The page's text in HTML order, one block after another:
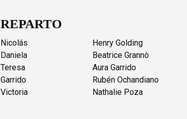
REPARTO
Nicolás
Henry Golding
Daniela
Beatrice Grannò
Teresa
Aura Garrido
Garrido
Rubén Ochandiano
Victoria
Nathalie Poza